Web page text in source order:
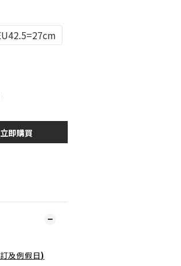
立即購買
及例假日)